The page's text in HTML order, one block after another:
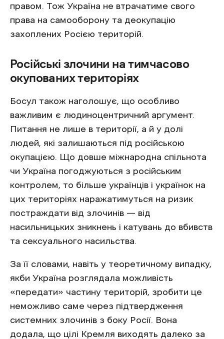
правом. Тож Україна не втрачатиме свого
права на самооборону та деокупацію
захоплених Росією територій.
Російські злочини на тимчасово
окупованих територіях
Босул також наголошує, що особливо
важливим є людиноцентричний аргумент.
Питання не лише в території, а й у долі
людей, які залишаються під російською
окупацією. Що довше міжнародна спільнота
чи Україна погоджуються з російським
контролем, то більше українців і українок на
цих територіях наражатимуться на ризик
постраждати від злочинів — від
насильницьких зникнень і катувань до вбивств
та сексуального насильства.
За її словами, навіть у теоретичному випадку,
якби Україна розглядала можливість
«передати» частину територій, зробити це
неможливо саме через підтвердження
системних злочинів з боку Росії. Вона
додала, що цілі Кремля виходять далеко за